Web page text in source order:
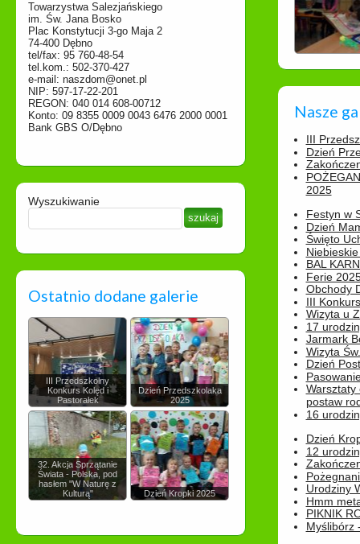
Towarzystwa Salezjańskiego
im. Św. Jana Bosko
Plac Konstytucji 3-go Maja 2
74-400 Dębno
tel/fax: 95 760-48-54
tel.kom.: 502-370-427
e-mail: naszdom@onet.pl
NIP: 597-17-22-201
REGON: 040 014 608-00712
Konto: 09 8355 0009 0043 6476 2000 0001
Bank GBS O/Dębno
Wyszukiwanie
Ostatnio dodane galerie
III Przedszkolny
Konkurs Kolęd i
Pastorałek
Dzień Przedszkolaka
2025
32. Akcja Sprzątanie
Świata - Polska, pod
hasłem "W Naturę z
Kulturą"
Dzień Kropki 2025
Nasze
III
Dzień
2025
Festyn w
Dzień
Święto
BAL
Ferie
Obchody
III
Wizyta u
17
Jarmark
Wizyta
Dzień
Warsztaty
postaw
16
Dzień
12
Urodziny
Hmm
PIKNIK
Myślibórz